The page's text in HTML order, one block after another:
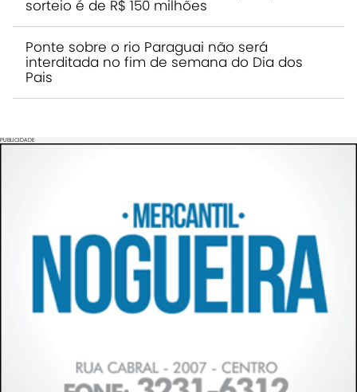
sorteio é de R$ 150 milhões
Ponte sobre o rio Paraguai não será
interditada no fim de semana do Dia dos
Pais
PUBLICIDADE